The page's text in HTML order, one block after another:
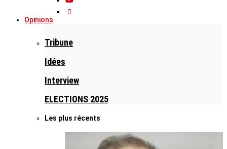
Opinions
Tribune
Idées
Interview
ELECTIONS 2025
Les plus récents